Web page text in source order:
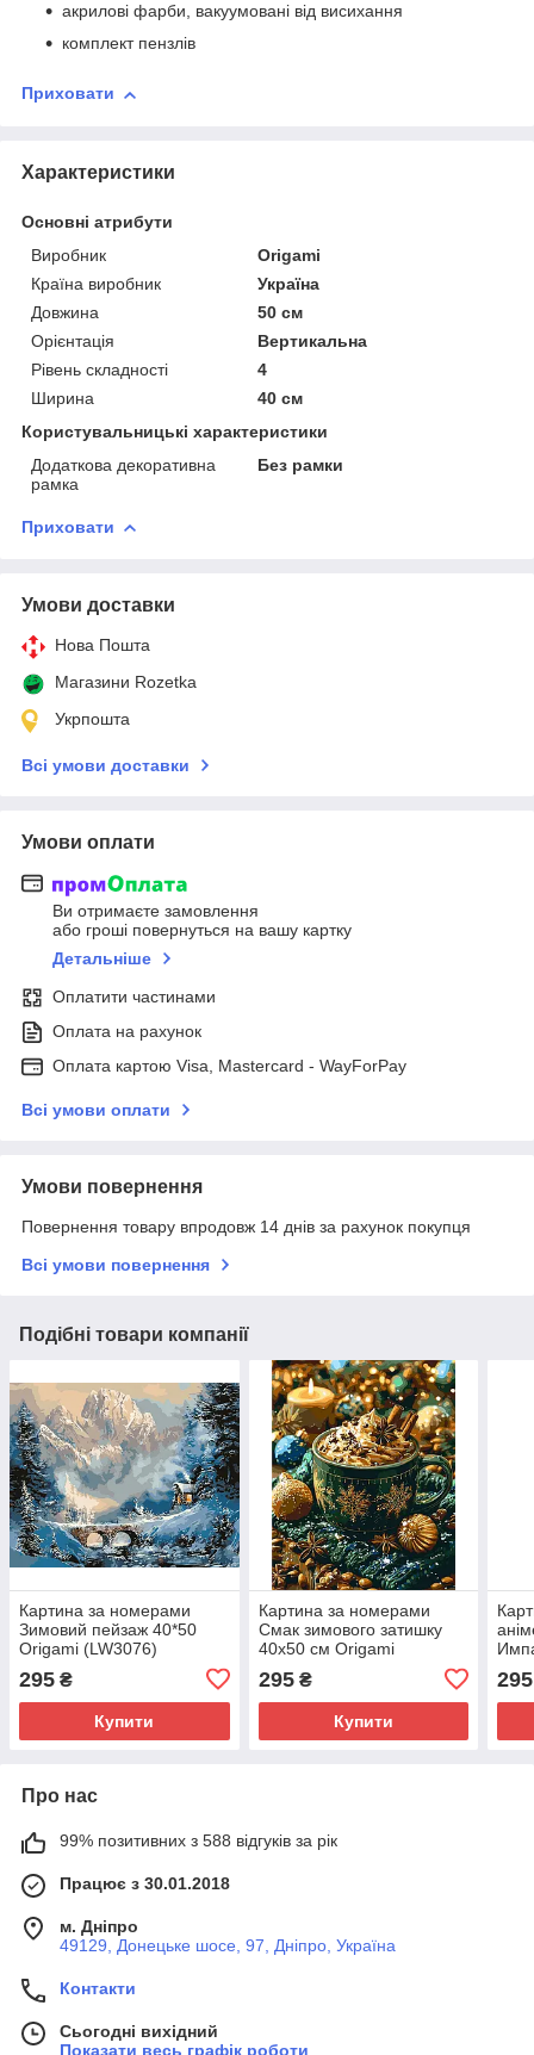
акрилові фарби, вакуумовані від висихання
комплект пензлів
Приховати
Характеристики
Основні атрибути
Виробник
Origami
Країна виробник
Україна
Довжина
50 см
Орієнтація
Вертикальна
Рівень складності
4
Ширина
40 см
Користувальницькі характеристики
Додаткова декоративна
рамка
Без рамки
Приховати
Умови доставки
Нова Пошта
Магазини Rozetka
Укрпошта
Всі умови доставки
Умови оплати
Ви отримаєте замовлення
або гроші повернуться на вашу картку
Детальніше
Оплатити частинами
Оплата на рахунок
Оплата картою Visa, Mastercard - WayForPay
Всі умови оплати
Умови повернення
Повернення товару впродовж 14 днів за рахунок покупця
Всі умови повернення
Подібні товари компанії
Картина за номерами
Зимовий пейзаж 40*50
Origami (LW3076)
295 ₴
Купити
Картина за номерами
Смак зимового затишку
40х50 см Origami
295₴
Купити
295
Про нас
99% позитивних з 588 відгуків за рік
Працює з 30.01.2018
м. Дніпро
49129, Донецьке шосе, 97, Дніпро, Україна
Контакти
Сьогодні вихідний
Показати весь графік роботи